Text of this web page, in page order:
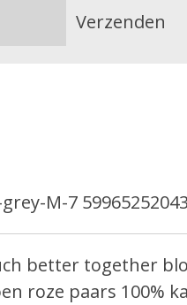
Verzenden
M-7
better together
roze paars 100%